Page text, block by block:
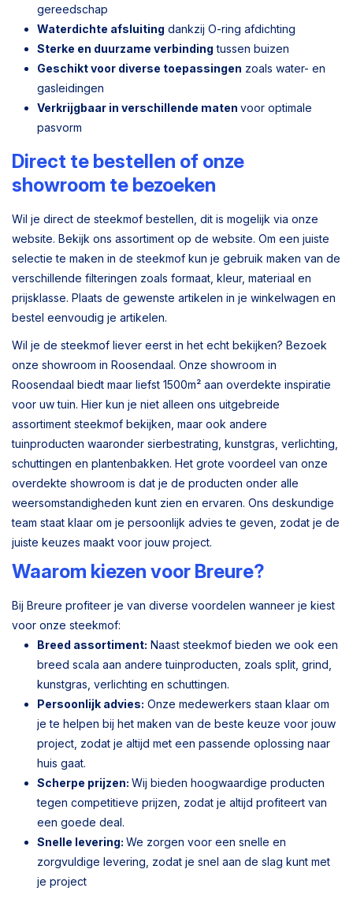
gereedschap
Waterdichte afsluiting dankzij O-ring afdichting
Sterke en duurzame verbinding tussen buizen
Geschikt voor diverse toepassingen zoals water- en
gasleidingen
Verkrijgbaar in verschillende maten voor optimale
pasvorm
Direct te bestellen of onze
showroom te bezoeken
Wil je direct de steekmof bestellen, dit is mogelijk via onze
website. Bekijk ons assortiment op de website. Om een juiste
selectie te maken in de steekmof kun je gebruik maken van de
verschillende filteringen zoals formaat, kleur, materiaal en
prijsklasse. Plaats de gewenste artikelen in je winkelwagen en
bestel eenvoudig je artikelen.
Wil je de steekmof liever eerst in het echt bekijken? Bezoek
onze showroom in Roosendaal. Onze showroom in
Roosendaal biedt maar liefst 1500m² aan overdekte inspiratie
voor uw tuin. Hier kun je niet alleen ons uitgebreide
assortiment steekmof bekijken, maar ook andere
tuinproducten waaronder sierbestrating, kunstgras, verlichting,
schuttingen en plantenbakken. Het grote voordeel van onze
overdekte showroom is dat je de producten onder alle
weersomstandigheden kunt zien en ervaren. Ons deskundige
team staat klaar om je persoonlijk advies te geven, zodat je de
juiste keuzes maakt voor jouw project.
Waarom kiezen voor Breure?
Bij Breure profiteer je van diverse voordelen wanneer je kiest
voor onze steekmof:
Breed assortiment: Naast steekmof bieden we ook een
breed scala aan andere tuinproducten, zoals split, grind,
kunstgras, verlichting en schuttingen.
Persoonlijk advies: Onze medewerkers staan klaar om
je te helpen bij het maken van de beste keuze voor jouw
project, zodat je altijd met een passende oplossing naar
huis gaat.
Scherpe prijzen: Wij bieden hoogwaardige producten
tegen competitieve prijzen, zodat je altijd profiteert van
een goede deal.
Snelle levering: We zorgen voor een snelle en
zorgvuldige levering, zodat je snel aan de slag kunt met
je project